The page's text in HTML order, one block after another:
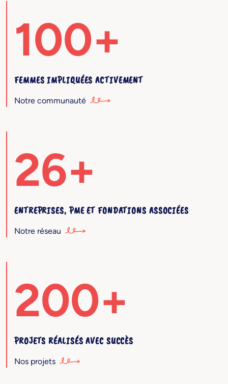
100+
FEMMES IMPLIQUÉES ACTIVEMENT
Notre communauté
26+
ENTREPRISES, PME ET FONDATIONS ASSOCIÉES
Notre réseau
200+
PROJETS RÉALISÉS AVEC SUCCÈS
Nos projets